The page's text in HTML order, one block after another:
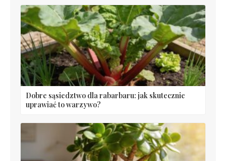
Dobre sąsiedztwo dla rabarbaru: jak skutecznie
uprawiać to warzywo?